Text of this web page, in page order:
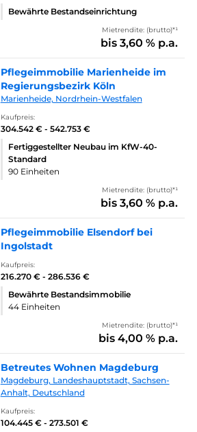
Bewährte Bestandseinrichtung
Mietrendite: (brutto)*¹
bis 3,60 % p.a.
Pflegeimmobilie Marienheide im
Regierungsbezirk Köln
Marienheide, Nordrhein-Westfalen
Kaufpreis:
304.542 € - 542.753 €
Fertiggestellter Neubau im KfW-40-
Standard
90 Einheiten
Mietrendite: (brutto)*¹
bis 3,60 % p.a.
Pflegeimmobilie Elsendorf bei
Ingolstadt
Kaufpreis:
216.270 € - 286.536 €
Bewährte Bestandsimmobilie
44 Einheiten
Mietrendite: (brutto)*¹
bis 4,00 % p.a.
Betreutes Wohnen Magdeburg
Magdeburg, Landeshauptstadt, Sachsen-
Anhalt, Deutschland
Kaufpreis:
104.445 € - 273.501 €